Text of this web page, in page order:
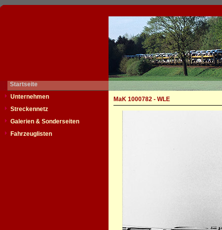
Startseite
Unternehmen
Streckennetz
Galerien & Sonderseiten
Fahrzeuglisten
MaK 1000782 - WLE